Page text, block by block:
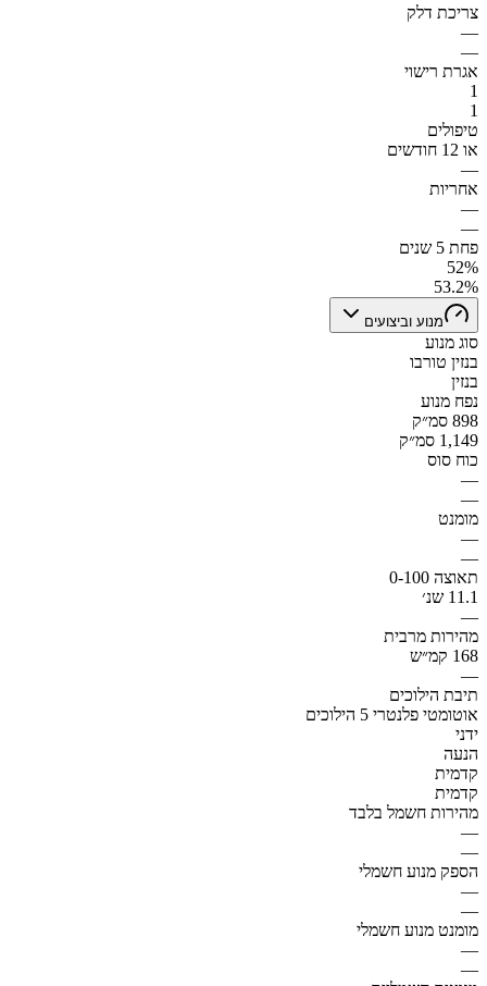
צריכת דלק
—
—
אגרת רישוי
1
1
טיפולים
או 12 חודשים
—
אחריות
—
—
פחת 5 שנים
52%
53.2%
מנוע וביצועים
סוג מנוע
בנזין טורבו
בנזין
נפח מנוע
898 סמ״ק
1,149 סמ״ק
כוח סוס
—
—
מומנט
—
—
תאוצה 0-100
11.1 שנ׳
—
מהירות מרבית
168 קמ״ש
—
תיבת הילוכים
אוטומטי פלנטרי 5 הילוכים
ידני
הנעה
קדמית
קדמית
מהירות חשמל בלבד
—
—
הספק מנוע חשמלי
—
—
מומנט מנוע חשמלי
—
—